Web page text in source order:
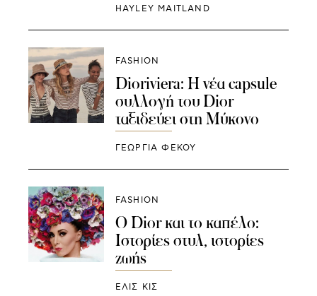
HAYLEY MAITLAND
FASHION
Dioriviera: H νέα capsule
συλλογή του Dior
ταξιδεύει στη Μύκονο
ΓΕΩΡΓΙΑ ΦΕΚΟΥ
FASHION
Ο Dior και το καπέλο:
Iστορίες στυλ, ιστορίες
ζωής
ΕΛΙΣ ΚΙΣ